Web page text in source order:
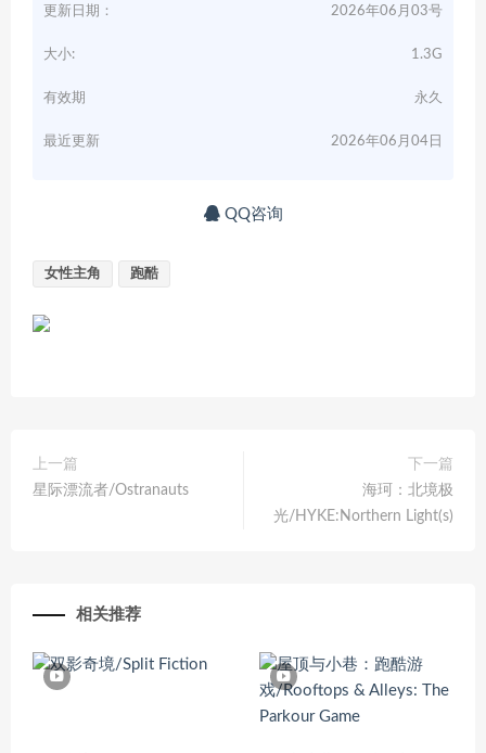
更新日期： 2026年06月03号
大小: 1.3G
有效期 永久
最近更新 2026年06月04日
QQ咨询
女性主角 跑酷
上一篇
星际漂流者/Ostranauts
下一篇
海珂：北境极
光/HYKE:Northern Light(s)
相关推荐